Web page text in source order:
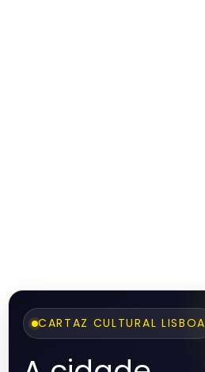
CARTAZ CULTURAL LISBOA